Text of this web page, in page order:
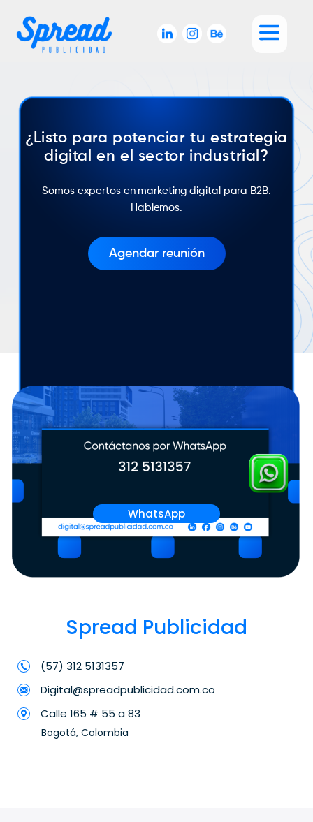
¿Listo para potenciar tu estrategia
digital en el sector industrial?
Somos expertos en marketing digital para B2B.
Hablemos.
Agendar reunión
WhatsApp
Spread Publicidad
(57) 312 5131357
Digital@spreadpublicidad.com.co
Calle 165 # 55 a 83
Bogotá, Colombia